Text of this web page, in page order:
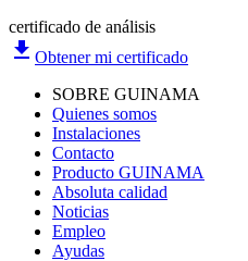
certificado de análisis
file_download Obtener mi certificado
SOBRE GUINAMA
Quienes somos
Instalaciones
Contacto
Producto GUINAMA
Absoluta calidad
Noticias
Empleo
Ayudas